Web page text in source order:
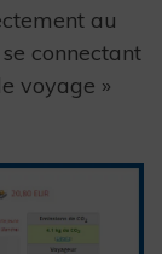
au
connectant
voyage »